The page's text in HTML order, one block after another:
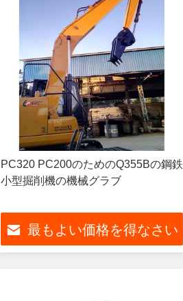
PC320 PC200のためのQ355Bの鋼鉄
小型掘削機の機械グラブ
最もよい価格を得なさい